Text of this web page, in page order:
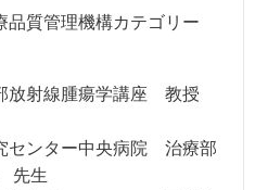
理機構カテゴリー
放射線腫瘍学講座 教授
ンター中央病院 治療部
先生